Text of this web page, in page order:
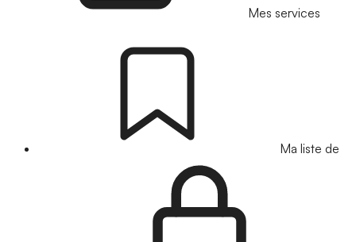
Mes services
Ma liste de